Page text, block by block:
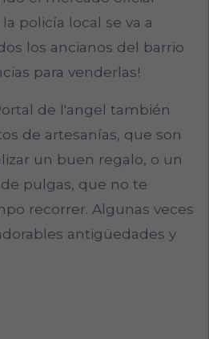
policía local se va a
los ancianos del barrio
para venderlas!
de l'angel también
de artesanías, que son
un buen regalo, o un
pulgas, que no te
recorrer. Algunas veces
antigüedades y